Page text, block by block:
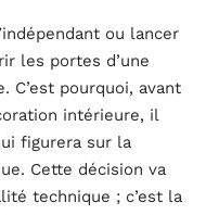
ou lancer
les portes d’une
C’est pourquoi, avant
intérieure, il
figurera sur la
Cette décision va
technique ; c’est la